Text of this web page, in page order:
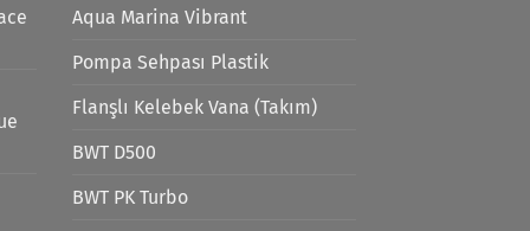
Aqua Marina Vibrant
Pompa Sehpası Plastik
Flanşlı Kelebek Vana (Takım)
BWT D500
BWT PK Turbo